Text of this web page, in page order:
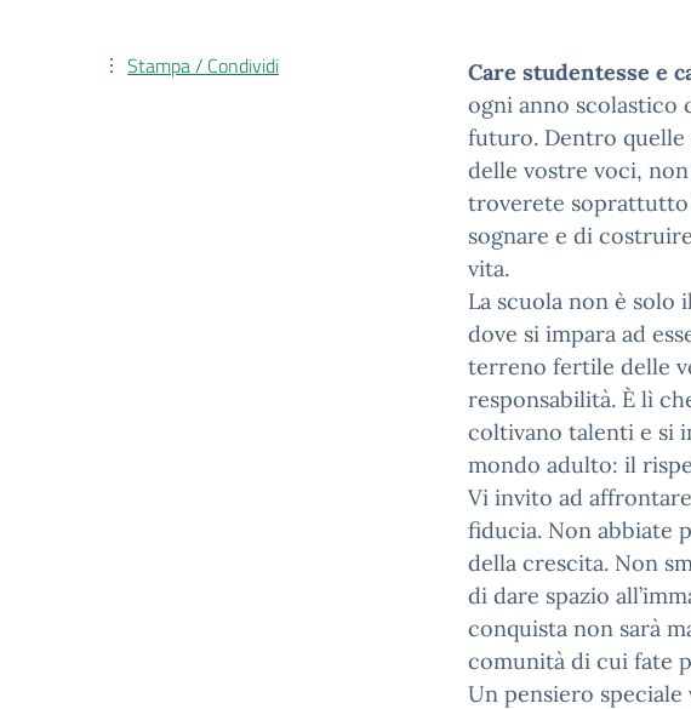
Care studentesse e
ogni anno scolastico
futuro. Dentro
delle vostre voci,
troverete
sognare e di
vita.
La scuola non è
dove si impara ad
terreno fertile delle
responsabilità. È lì
coltivano talenti e si
mondo adulto: il
Vi invito ad
fiducia. Non abbiate
della crescita. Non
di dare spazio
conquista non sarà
comunità di cui fate
Un pensiero
Stampa / Condividi